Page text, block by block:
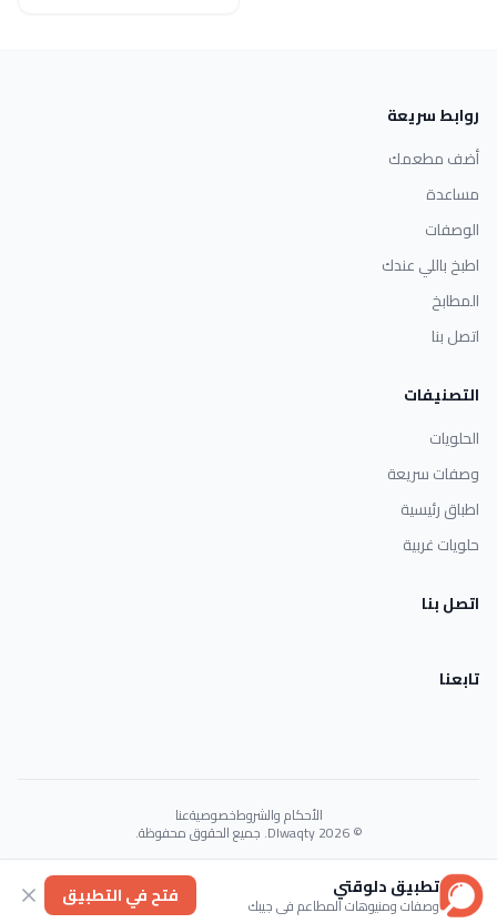
روابط سريعة
أضف مطعمك
مساعدة
الوصفات
اطبخ باللي عندك
المطابخ
اتصل بنا
التصنيفات
الحلويات
وصفات سريعة
اطباق رئيسية
حلويات غربية
اتصل بنا
تابعنا
الأحكام والشروطخصوصيةعنا
© 2026 Dlwaqty. جميع الحقوق محفوظة.
Powered byGAIT
تطبيق دلوقتي
وصفات ومنيوهات المطاعم في جيبك فتح في التطبيق